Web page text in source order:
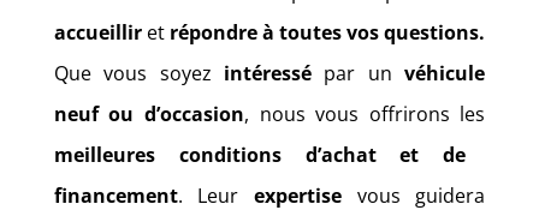
accueilliret répondre à toutes vos questions.
Que vous soyez intéressé par unvéhicule
neuf ou d’occasion, nous vous offrirons les
meilleures conditions d’achat et de
financement. Leur expertise vous guidera